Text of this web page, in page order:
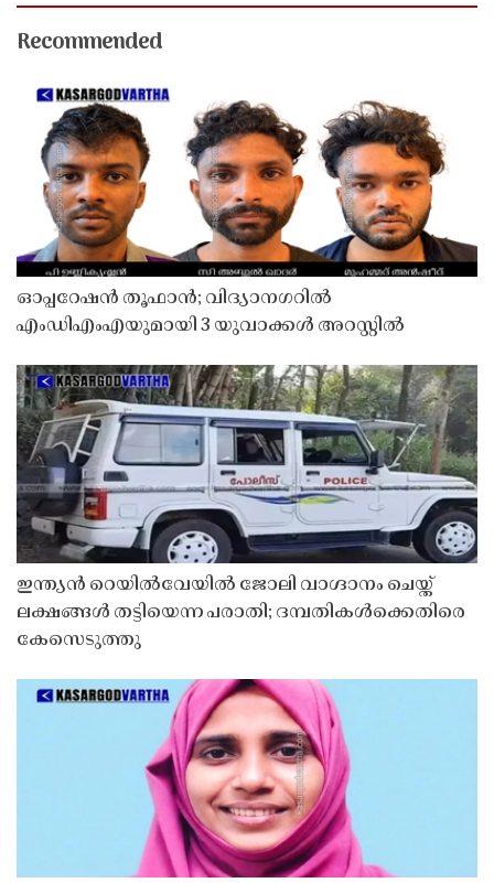
Recommended
ഓപ്പറേഷൻ തൂഫാൻ; വിദ്യാനഗറിൽ
എംഡിഎംഎയുമായി 3 യുവാക്കൾ അറസ്റ്റിൽ
ഇന്ത്യൻ റെയിൽവേയിൽ ജോലി വാഗ്ദാനം ചെയ്ത്
ലക്ഷങ്ങൾ തട്ടിയെന്ന പരാതി; ദമ്പതികൾക്കെതിരെ
കേസെടുത്തു